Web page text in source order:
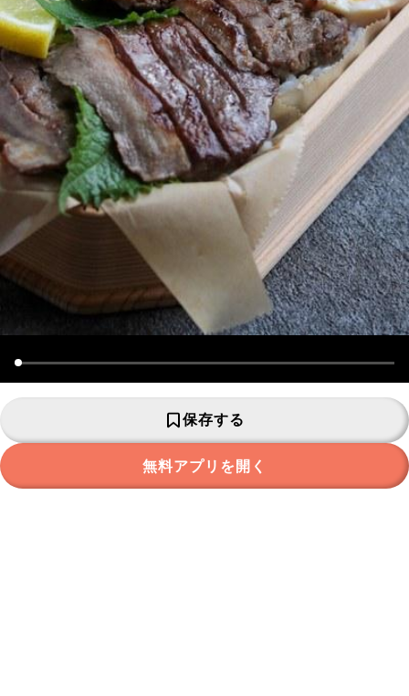
保存する
無料アプリを開く